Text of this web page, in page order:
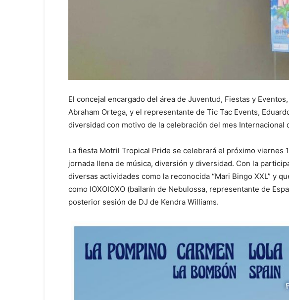
El concejal encargado del área de Juventud, Fiestas y
Abraham Ortega, y el representante de Tic Tac Events,
diversidad con motivo de la celebración del mes Internacional
La fiesta Motril Tropical Pride se celebrará el próximo viernes
jornada llena de música, diversión y diversidad. Con la
diversas actividades como la reconocida “Mari Bingo XXL” y
como IOXOIOXO (bailarín de Nebulossa, representante de
posterior sesión de DJ de Kendra Williams.